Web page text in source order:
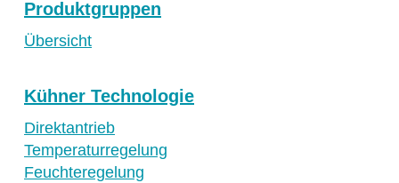
Produktgruppen
Übersicht
Kühner Technologie
Direktantrieb
Temperaturregelung
Feuchteregelung